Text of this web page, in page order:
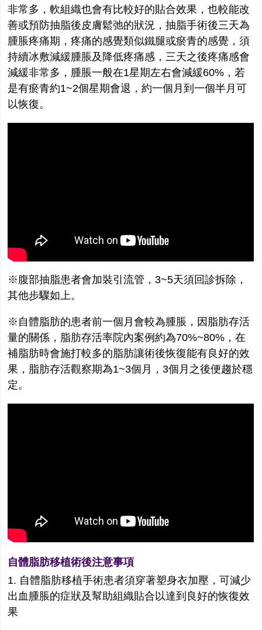
非常多，軟組織也會有比較好的貼合效果，也較能改
善或預防抽脂後皮膚鬆弛的狀況，抽脂手術後三天為
腫脹疼痛期，疼痛的感覺類似鐵腿或瘀青的感覺，須
持續冰敷減緩腫脹及降低疼痛感，三天之後疼痛感會
減緩非常多，腫脹一般在1星期左右會減緩60%，若
是有瘀青約1~2個星期會退，約一個月到一個半月可
以恢復。
※腹部抽脂患者會加裝引流管，3~5天須回診拆除，
其他步驟如上。
※自體脂肪的患者前一個月會較為腫脹，因脂肪存活
量的關係，脂肪存活率院內案例約為70%~80%，在
補脂肪時會施打較多的脂肪讓術後恢復能有良好的效
果，脂肪存活觀察期為1~3個月，3個月之後便趨於穩
定。
自體脂肪移植術後注意事項
1. 自體脂肪移植手術患者須穿著塑身衣加壓，可減少
出血腫脹的症狀及幫助組織貼合以達到良好的恢復效
果